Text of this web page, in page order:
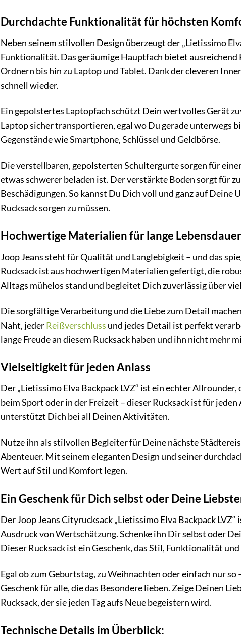
Durchdachte Funktionalität für höchsten
Neben seinem stilvollen Design überzeugt der „Lietissimo
Funktionalität. Das geräumige Hauptfach bietet
Ordnern bis hin zu Laptop und Tablet. Dank der cleveren
schnell wieder.
Ein gepolstertes Laptopfach schützt Dein wertvolles Gerät
Laptop sicher transportieren, egal wo Du gerade unterwegs
Gegenstände wie Smartphone, Schlüssel und Geldbörse.
Die verstellbaren, gepolsterten Schultergurte sorgen für
etwas schwerer beladen ist. Der verstärkte Boden sorgt für
Beschädigungen. So kannst Du Dich voll und ganz auf
Rucksack sorgen zu müssen.
Hochwertige Materialien für lange Lebensdauer
Joop Jeans steht für Qualität und Langlebigkeit – und das
Rucksack ist aus hochwertigen Materialien gefertigt, die
Alltags mühelos stand und begleitet Dich zuverlässig über
Die sorgfältige Verarbeitung und die Liebe zum Detail
Naht, jederReißverschluss und jedes Detail ist perfekt
lange Freude an diesem Rucksack haben und ihn nicht mehr
Vielseitigkeit für jeden Anlass
Der „Lietissimo Elva Backpack LVZ“ ist ein echter
beim Sport oder in der Freizeit – dieser Rucksack ist für
unterstützt Dich bei all Deinen Aktivitäten.
Nutze ihn als stilvollen Begleiter für Deine nächste
Abenteuer. Mit seinem eleganten Design und seiner
Wert auf Stil und Komfort legen.
Ein Geschenk für Dich selbst oder Deine
Der Joop Jeans Cityrucksack „Lietissimo Elva Backpack
Ausdruck von Wertschätzung. Schenke ihn Dir selbst oder
Dieser Rucksack ist ein Geschenk, das Stil, Funktionalität
Egal ob zum Geburtstag, zu Weihnachten oder einfach nur
Geschenk für alle, die das Besondere lieben. Zeige Deinen
Rucksack, der sie jeden Tag aufs Neue begeistern wird.
Technische Details im Überblick: